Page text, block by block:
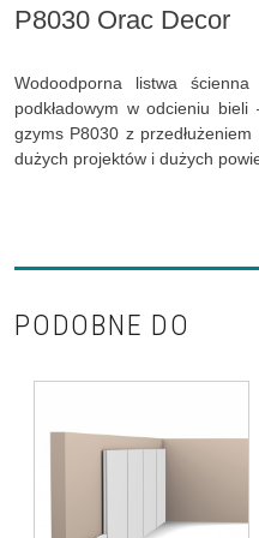
P8030 Orac Decor
Wodoodporna listwa
podkładowym w odcieniu
gzyms P8030 z
dużych projektów i dużych
PODOBNE DO